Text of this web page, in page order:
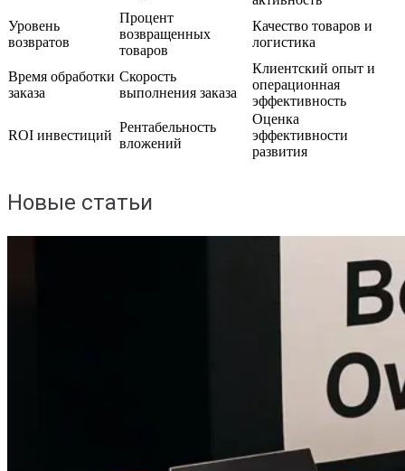
Уровень
возвратов
Процент
возвращенных
товаров
Качество товаров и
логистика
Время обработки
заказа
Скорость
выполнения заказа
Клиентский опыт и
операционная
эффективность
ROI инвестиций
Рентабельность
вложений
Оценка
эффективности
развития
Новые статьи